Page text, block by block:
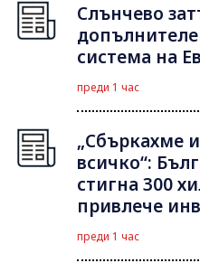
Слънчево
система на
преди 1 час
„Сбъркахме
всичко“:
стигна 300
привлече
преди 1 час